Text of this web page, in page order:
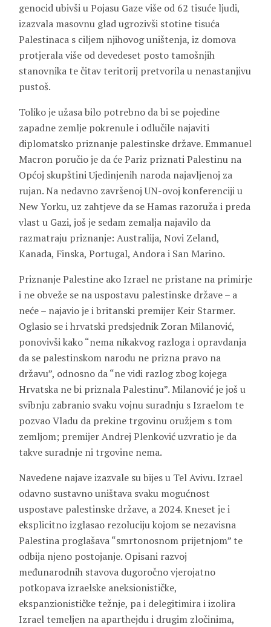
genocid ubivši u Pojasu Gaze više od 62 tisuće ljudi,
izazvala masovnu glad ugrozivši stotine tisuća
Palestinaca s ciljem njihovog uništenja, iz domova
protjerala više od devedeset posto tamošnjih
stanovnika te čitav teritorij pretvorila u nenastanjivu
pustoš.
Toliko je užasa bilo potrebno da bi se pojedine
zapadne zemlje pokrenule i odlučile najaviti
diplomatsko priznanje palestinske države. Emmanuel
Macron poručio je da će Pariz priznati Palestinu na
Općoj skupštini Ujedinjenih naroda najavljenoj za
rujan. Na nedavno završenoj UN-ovoj konferenciji u
New Yorku, uz zahtjeve da se Hamas razoruža i preda
vlast u Gazi, još je sedam zemalja najavilo da
razmatraju priznanje: Australija, Novi Zeland,
Kanada, Finska, Portugal, Andora i San Marino.
Priznanje Palestine ako Izrael ne pristane na primirje
i ne obveže se na uspostavu palestinske države – a
neće – najavio je i britanski premijer Keir Starmer.
Oglasio se i hrvatski predsjednik Zoran Milanović,
ponovivši kako “nema nikakvog razloga i opravdanja
da se palestinskom narodu ne prizna pravo na
državu”, odnosno da “ne vidi razlog zbog kojega
Hrvatska ne bi priznala Palestinu”. Milanović je još u
svibnju zabranio svaku vojnu suradnju s Izraelom te
pozvao Vladu da prekine trgovinu oružjem s tom
zemljom; premijer Andrej Plenković uzvratio je da
takve suradnje ni trgovine nema.
Navedene najave izazvale su bijes u Tel Avivu. Izrael
odavno sustavno uništava svaku mogućnost
uspostave palestinske države, a 2024. Kneset je i
eksplicitno izglasao rezoluciju kojom se nezavisna
Palestina proglašava “smrtonosnom prijetnjom” te
odbija njeno postojanje. Opisani razvoj
međunarodnih stavova dugoročno vjerojatno
potkopava izraelske aneksionističke,
ekspanzionističke težnje, pa i delegitimira i izolira
Izrael temeljen na aparthejdu i drugim zločinima,